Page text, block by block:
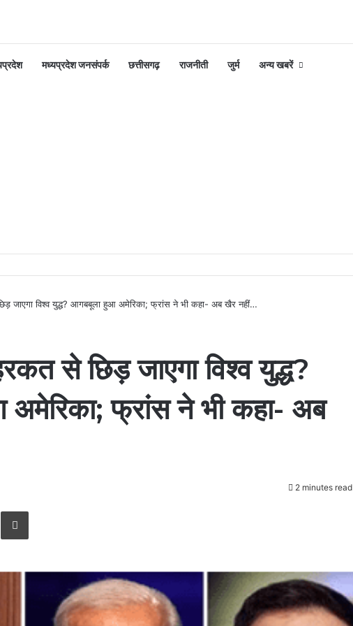
मध्यप्रदेश जनसंपर्क छत्तीसगढ़ राजनीती जुर्म अन्य खबरें
जाएगा विश्व युद्ध? आगबबूला हुआ अमेरिका; फ्रांस ने भी कहा- अब खैर नहीं…
से छिड़ जाएगा विश्व युद्ध?
फ्रांस ने भी कहा- अब
2 minutes read